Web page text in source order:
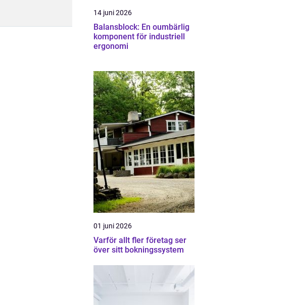
14 juni 2026
Balansblock: En oumbärlig
komponent för industriell
ergonomi
01 juni 2026
Varför allt fler företag ser
över sitt bokningssystem